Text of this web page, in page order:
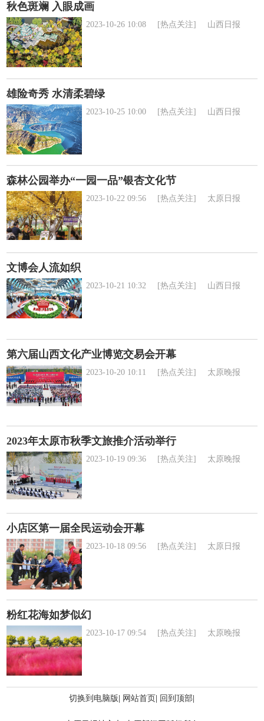
秋色斑斓 入眼成画
2023-10-26 10:08 [热点关注] 山西日报
雄险奇秀 水清柔碧绿
2023-10-25 10:00 [热点关注] 山西日报
森林公园举办“一园一品”银杏文化节
2023-10-22 09:56 [热点关注] 太原日报
文博会人流如织
2023-10-21 10:32 [热点关注] 山西日报
第六届山西文化产业博览交易会开幕
2023-10-20 10:11 [热点关注] 太原晚报
2023年太原市秋季文旅推介活动举行
2023-10-19 09:36 [热点关注] 太原晚报
小店区第一届全民运动会开幕
2023-10-18 09:56 [热点关注] 太原日报
粉红花海如梦似幻
2023-10-17 09:54 [热点关注] 太原晚报
切换到电脑版| 网站首页| 回到顶部|